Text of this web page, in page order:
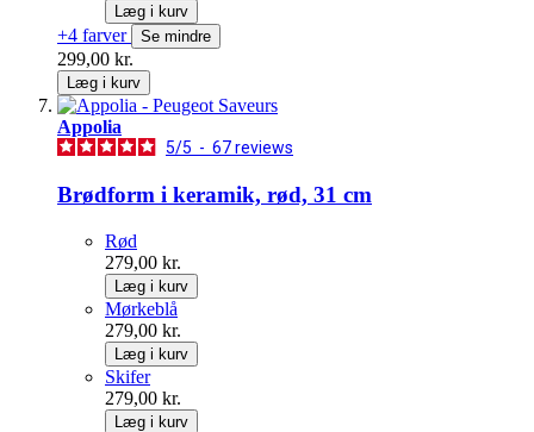
Læg i kurv
+4 farver Se mindre
299,00 kr.
Læg i kurv
Appolia
5/5 - 67reviews
Brødform i keramik, rød, 31 cm
Rød
279,00 kr.
Læg i kurv
Mørkeblå
279,00 kr.
Læg i kurv
Skifer
279,00 kr.
Læg i kurv